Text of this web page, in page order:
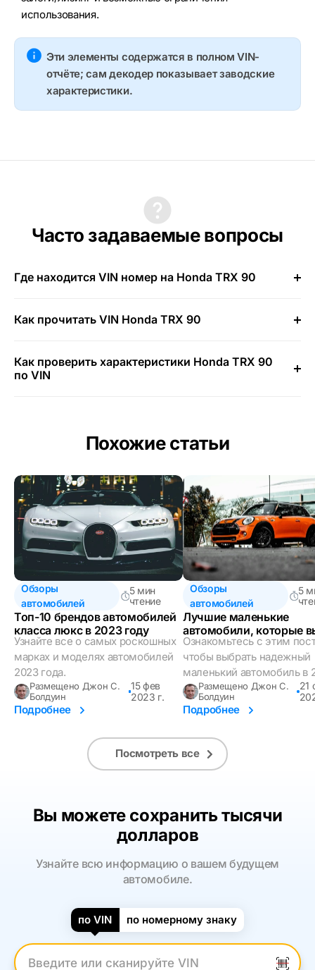
использования.
Эти элементы содержатся в полном VIN-
отчёте; сам декодер показывает заводские
характеристики.
Часто задаваемые вопросы
Где находится VIN номер на Honda TRX 90
Как прочитать VIN Honda TRX 90
Как проверить характеристики Honda TRX 90
по VIN
Похожие статьи
Обзоры
автомобилей
5 мин
чтение
Топ-10 брендов автомобилей
класса люкс в 2023 году
Узнайте все о самых роскошных
марках и моделях автомобилей
2023 года.
Размещено Джон С.
Болдуин
15 фев
2023 г.
Подробнее
Обзоры
автомобилей
5
Лучшие маленькие
автомобили, которые
можете купить в 2023
Ознакомьтесь с этим
чтобы выбрать надежный
маленький автомобиль в
Размещено Джон С.
Болдуин
21
Подробнее
Посмотреть все
Вы можете сохранить тысячи
долларов
Узнайте всю информацию о вашем будущем
автомобиле.
по VIN по номерному знаку